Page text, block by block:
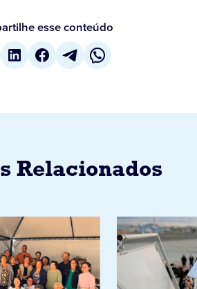
esse conteúdo
Relacionados